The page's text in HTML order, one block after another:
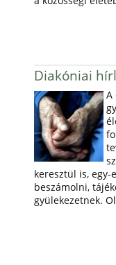
Diakóniai
A
keresztül is,
beszámolni,
gyülekezetnek.